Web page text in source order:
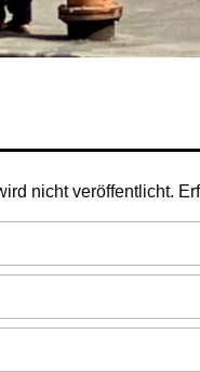
nicht veröffentlicht.